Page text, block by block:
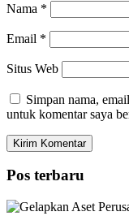
Nama *
Email *
Situs Web
Simpan nama,
untuk komentar saya
Pos terbaru